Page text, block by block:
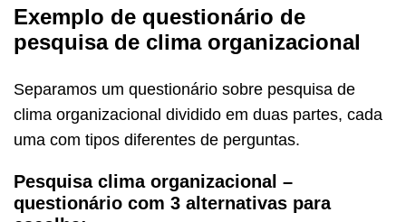
Exemplo de questionário de
pesquisa de clima organizacional
Separamos um questionário sobre pesquisa de
clima organizacional dividido em duas partes, cada
uma com tipos diferentes de perguntas.
Pesquisa clima organizacional –
questionário com 3 alternativas para